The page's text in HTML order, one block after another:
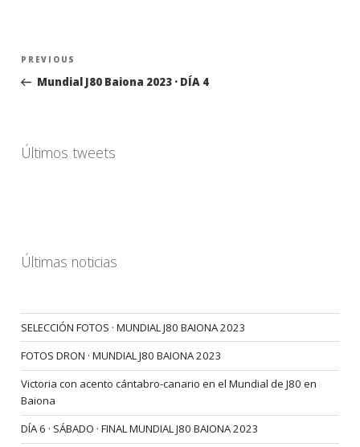
Navegación
entradas
Previous
Post
PREVIOUS
Mundial J80 Baiona 2023 · DÍA 4
Últimos tweets
Últimas noticias
SELECCIÓN FOTOS · MUNDIAL J80 BAIONA 2023
FOTOS DRON · MUNDIAL J80 BAIONA 2023
Victoria con acento cántabro-canario en el Mundial de J80 en
Baiona
DÍA 6 · SÁBADO · FINAL MUNDIAL J80 BAIONA 2023